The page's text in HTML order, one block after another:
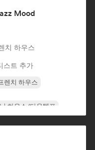
Mood
치 하우스
스트 추가
렌치 하우스
하우스/다운템포